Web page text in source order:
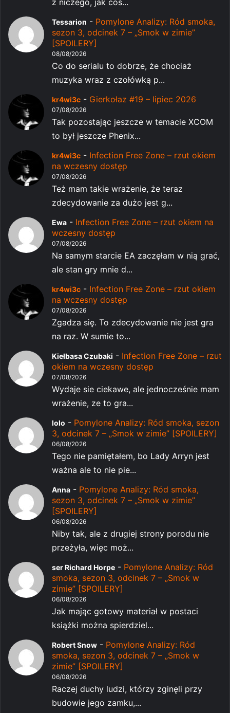
Tessarion - Pomylone Analizy: Ród smoka,
sezon 3, odcinek 7 – „Smok w zimie”
[SPOILERY]
08/08/2026
Co do serialu to dobrze, że chociaż
muzyka wraz z czołówką p...
kr4wi3c - Gierkołaz #19 – lipiec 2026
07/08/2026
Tak pozostając jeszcze w temacie XCOM
to był jeszcze Phenix...
kr4wi3c - Infection Free Zone – rzut okiem
na wczesny dostęp
07/08/2026
Też mam takie wrażenie, że teraz
zdecydowanie za dużo jest g...
Ewa - Infection Free Zone – rzut okiem na
wczesny dostęp
07/08/2026
Na samym starcie EA zaczęłam w nią grać,
ale stan gry mnie d...
kr4wi3c - Infection Free Zone – rzut okiem
na wczesny dostęp
07/08/2026
Zgadza się. To zdecydowanie nie jest gra
na raz. W sumie to...
Kiełbasa Czubaki - Infection Free Zone – rzut
okiem na wczesny dostęp
07/08/2026
Wydaje sie ciekawe, ale jednocześnie mam
wrażenie, ze to gra...
lolo - Pomylone Analizy: Ród smoka, sezon
3, odcinek 7 – „Smok w zimie” [SPOILERY]
06/08/2026
Tego nie pamiętałem, bo Lady Arryn jest
ważna ale to nie pie...
Anna - Pomylone Analizy: Ród smoka,
sezon 3, odcinek 7 – „Smok w zimie”
[SPOILERY]
06/08/2026
Niby tak, ale z drugiej strony porodu nie
przeżyła, więc moż...
ser Richard Horpe - Pomylone Analizy: Ród
smoka, sezon 3, odcinek 7 – „Smok w
zimie” [SPOILERY]
06/08/2026
Jak mając gotowy materiał w postaci
książki można spierdziel...
Robert Snow - Pomylone Analizy: Ród
smoka, sezon 3, odcinek 7 – „Smok w
zimie” [SPOILERY]
06/08/2026
Raczej duchy ludzi, którzy zginęli przy
budowie jego zamku,...